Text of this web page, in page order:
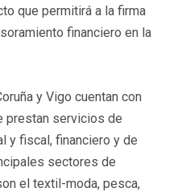
que permitirá a la firma
financiero en la
y Vigo cuentan con
prestan servicios de
y fiscal, financiero y de
sectores de
el textil-moda, pesca,